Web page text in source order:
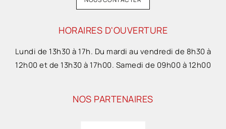
HORAIRES D'OUVERTURE
Lundi de 13h30 à 17h. Du mardi au vendredi de 8h30 à
12h00 et de 13h30 à 17h00. Samedi de 09h00 à 12h00
NOS PARTENAIRES